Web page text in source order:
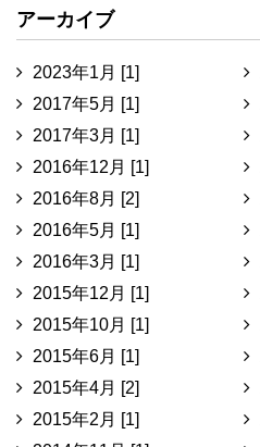
アーカイブ
2023年1月 [1]
2017年5月 [1]
2017年3月 [1]
2016年12月 [1]
2016年8月 [2]
2016年5月 [1]
2016年3月 [1]
2015年12月 [1]
2015年10月 [1]
2015年6月 [1]
2015年4月 [2]
2015年2月 [1]